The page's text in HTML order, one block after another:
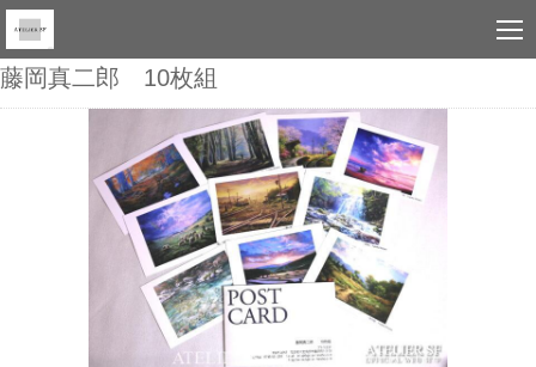
藤岡真二郎 10枚組